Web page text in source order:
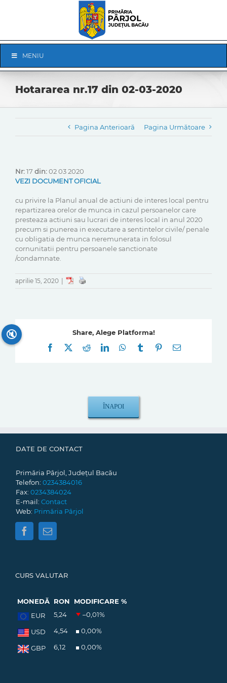
Navigation
MENIU
Hotararea nr.17 din 02-03-2020
Pagina Anterioară Pagina Următoare
Nr:17 din:02 03 2020
VEZI DOCUMENT OFICIAL
cu privire la Planul anual de actiuni de interes local pentru
repartizarea orelor de munca in cazul persoanelor care
presteaza actiuni sau lucrari de interes local in anul 2020
precum si punerea in executare a sentintelor civile/ penale
cu obligatia de munca neremunerata in folosul
cornunitatii pentru persoanele sanctionate
/condamnate.
aprilie 15, 2020
Share, Alege Platforma!
Facebook
RedditLinkedInWhatsApp
Tumblr Pinterest
E-
DATE DE CONTACT
Primăria Pârjol, Județul Bacău
Telefon: 0234384016
Fax: 0234384024
E-mail: Contact
Web: Primăria Pârjol
CURS VALUTAR
MONEDĂ RON
MODIFICARE %
EUR
5,24 –0,01%
USD 4,54 0,00%
GBP 6,12 0,00%
🔇